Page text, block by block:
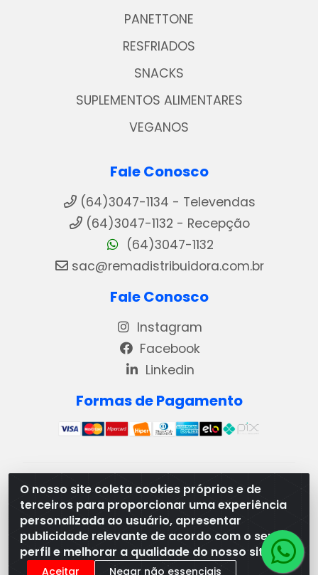
O nosso site coleta cookies próprios e de
terceiros para proporcionar uma experiência
personalizada ao usuário, apresentar
publicidade relevante de acordo com o seu
perfil e melhorar a qualidade do nosso site.
Aceitar Negar não essenciais
PANETTONE
RESFRIADOS
SNACKS
SUPLEMENTOS ALIMENTARES
VEGANOS
Fale Conosco
(64)3047-1134 - Televendas
(64)3047-1132 - Recepção
(64)3047-1132
sac@remadistribuidora.com.br
Fale Conosco
Instagram
Facebook
Linkedin
Formas de Pagamento
REMA DISTRIBUIDORA E REPRESENTAÇÕES DE
PRODUTOS LACTEOS LTDA - VIA DPI 6 QD 4 LOTES
13 E 14, BAIRRO DPI - MORRINHOS/GO - CEP:75.653-
408 - CNPJ: 03.369.186/0001-49